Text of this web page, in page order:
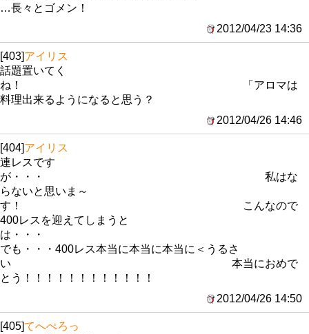
…長々とゴメン！
2012/04/23 14:36
[403]アイリス
話題置いてく
ね！ 「アロマは
料理出来るようになると思う？
2012/04/26 14:46
[404]アイリス
連レスです
が・・・ 私はな
らないと思いま～
す！ こんなので
400レスを迎えてしまうと
は・
でも・・・400レス本当に本当に本当に＜うるさ
い 本当におめで
とう！！！！！！！！！！！！
2012/04/26 14:50
[405]てへぺろっ